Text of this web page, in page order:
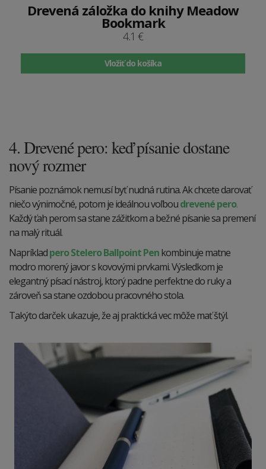
Drevená záložka do knihy Meadow
Bookmark
4.1 €
Vložiť do košíka
4. Drevené pero: keď písanie dostane
nový rozmer
Písanie poznámok nemusí byť nudná rutina. Ak chcete darovať
niečo výnimočné, potom je ideálnou voľboudrevené pero.
Každý ťah perom sa stane zážitkom a bežné písanie sa premení
na malý rituál.
Napríkladpero Stelero Ballpoint Penkombinuje matne
modro morený javor s kovovými prvkami. Výsledkom je
elegantný písací nástroj, ktorý padne perfektne do ruky a
zároveň sa stane ozdobou pracovného stola.
Takýto darček ukazuje, že aj praktická vec môže mať štýl.